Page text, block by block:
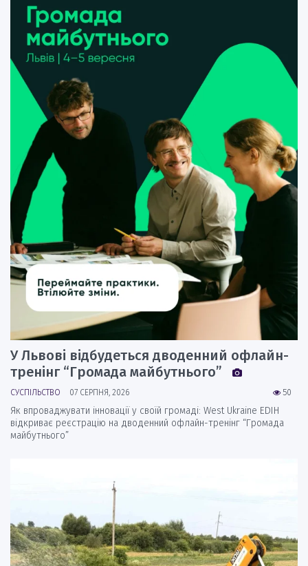
У Львові відбудеться дводенний офлайн-
тренінг “Громада майбутнього”
50
СУСПІЛЬСТВО 07 СЕРПНЯ, 2026
Як впроваджувати інновації у своїй громаді: West Ukraine EDIH
відкриває реєстрацію на дводенний офлайн-тренінг “Громада
майбутнього”